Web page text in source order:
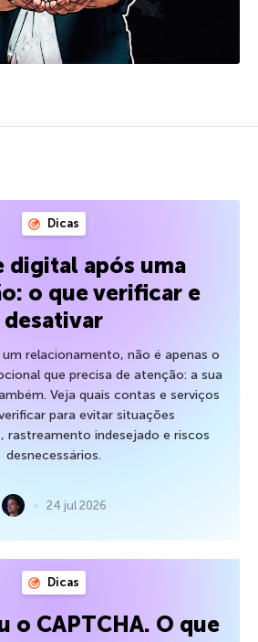
Dicas
digital após uma
o que verificar e
desativar
relacionamento, não é apenas o
que precisa de atenção: a sua
Veja quais contas e serviços
para evitar situações
rastreamento indesejado e riscos
desnecessários.
24 jul 2026
Dicas
o CAPTCHA. O que